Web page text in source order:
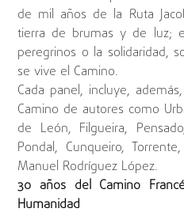
de mil años de la Ruta
tierra de brumas y de luz;
peregrinos o la solidaridad,
se vive el Camino.
Cada panel, incluye,
Camino de autores como
de León, Filgueira,
Pondal, Cunqueiro,
Manuel Rodríguez López.
30 años del Camino
Humanidad